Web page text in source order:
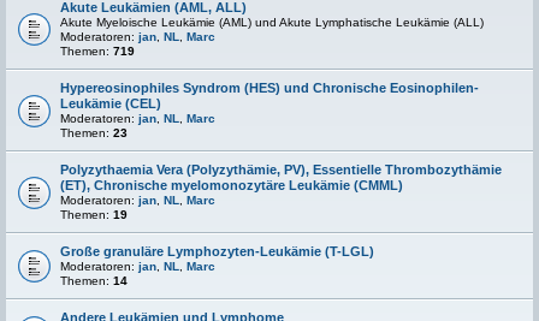
Akute Leukämien (AML, ALL)
Akute Myeloische Leukämie (AML) und Akute Lymphatische Leukämie (ALL)
Moderatoren: jan NL
Marc
Themen: 719
Hypereosinophiles Syndrom (HES) und Chronische Eosinophilen-
Leukämie (CEL)
Moderatoren: jan NL
Marc
Themen: 23
Polyzythaemia Vera (Polyzythämie, PV), Essentielle Thrombozythämie
(ET), Chronische myelomonozytäre Leukämie (CMML)
Moderatoren: jan NL
Marc
Themen: 19
Große granuläre Lymphozyten-Leukämie (T-LGL)
Moderatoren: jan NL
Marc
Themen: 14
Andere Leukämien und Lymphome